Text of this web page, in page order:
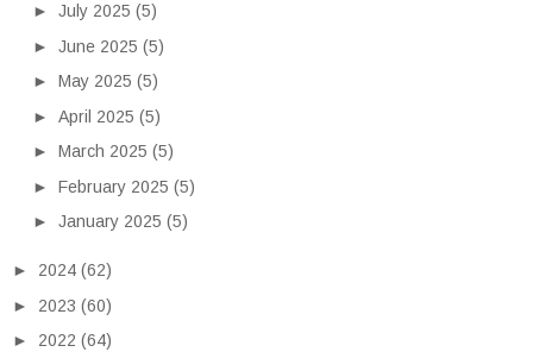
► July 2025 (5)
► June 2025 (5)
► May 2025 (5)
► April 2025 (5)
► March 2025 (5)
► February 2025 (5)
► January 2025 (5)
► 2024 (62)
► 2023 (60)
► 2022 (64)